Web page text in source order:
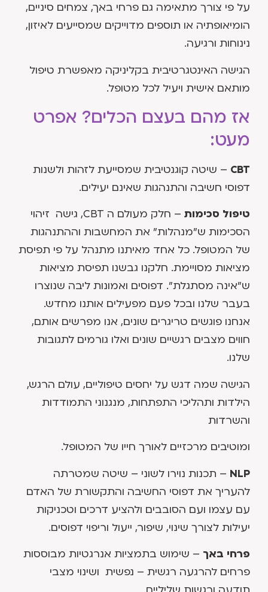
על פי צורך מתאימה גם פרחי באך, צמחים סיניים,
הומיאופתיה או תוספים מדוייקים שמסייעים לאיזון,
נינוחות ורגיעה.
הגישה האינטגרטיבית בקליניקה מאפשרת טיפול
מותאם אישית ויעיל לכל מטופל.
אז מהם בעצם הכלים? אפרט
מעט:
CBT – שיטה קוגנטיבית שמסייעת לזהות ולשנות
דפוסי חשיבה והתנהגות שאינם יעילים.
טיפול סכימות
– חלק מעולם ה CBT, גישה זיהוי
הסכימות ש"מנהלות" את המחשבות וההתנהגות
של המטופל. כל אחד מאיתנו מתנהל על פי תפיסת
מציאות מסויימת. חלקנו גבשנו תפיסת מציאות
ש"אינה מסתגלת". דפוסים ואמונות ליבה שנוצרו
בעבר שלנו ובכל פעם מפעילים אותנו מחדש.
אנחנו פוגשים טריגרים שונים, אנו מפרשים אותם,
חווים מצבים רגשיים שונים ואלו גורמים לתגובות
שלנו.
הגישה שמה דגש על יחסים טיפוליים, עולם הרגש,
הילדות ותהליכי התפתחות, מנגנוני התמודדות
והשרדות
ומוטיבים מרכזיים לאורך חייו של המטופל.
NLP – תכנות נוירו לשוני – שיטה שמטרתה
להעריך את דפוסי החשיבה והתקשורת של האדם
עם עצמו ועם הסובבים ולהציע דרכים וטכניקות
יעילות לצורך שינוי, שיפור, ייעול וריפוי דפוסים.
פרחי באך – שימוש בתמציות אנרגטיות מבוססות
פרחים להרגעה רגשית – נפשית ושינוי מצבי